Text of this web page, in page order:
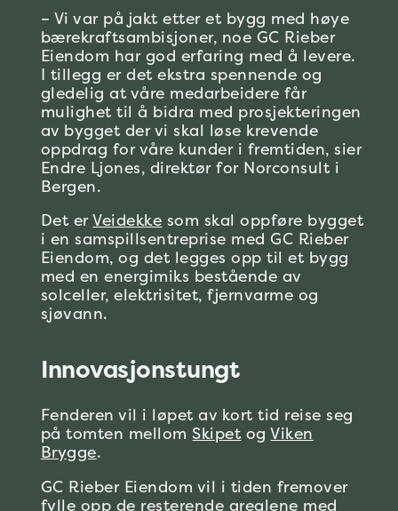
– Vi var på jakt etter et bygg med høye
bærekraftsambisjoner, noe GC Rieber
Eiendom har god erfaring med å levere.
I tillegg er det ekstra spennende og
gledelig at våre medarbeidere får
mulighet til å bidra med prosjekteringen
av bygget der vi skal løse krevende
oppdrag for våre kunder i fremtiden, sier
Endre Ljones, direktør for Norconsult i
Bergen.
Det erVeidekke som skal oppføre bygget
i en samspillsentreprise med GC Rieber
Eiendom, og det legges opp til et bygg
med en energimiks bestående av
solceller, elektrisitet, fjernvarme og
sjøvann.
Innovasjonstungt
Fenderen vil i løpet av kort tid reise seg
på tomten mellomSkipet ogViken
Brygge.
GC Rieber Eiendom vil i tiden fremover
fylle opp de resterende arealene med